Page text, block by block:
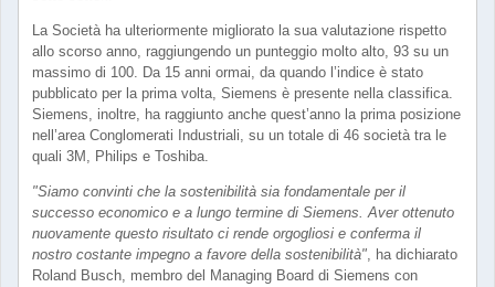
La Società ha ulteriormente migliorato la sua valutazione rispetto
allo scorso anno, raggiungendo un punteggio molto alto, 93 su un
massimo di 100. Da 15 anni ormai, da quando l’indice è stato
pubblicato per la prima volta, Siemens è presente nella classifica.
Siemens, inoltre, ha raggiunto anche quest’anno la prima posizione
nell’area Conglomerati Industriali, su un totale di 46 società tra le
quali 3M, Philips e Toshiba.
"Siamo convinti che la sostenibilità sia fondamentale per il
successo economico e a lungo termine di Siemens. Aver ottenuto
nuovamente questo risultato ci rende orgogliosi e conferma il
nostro costante impegno a favore della sostenibilità", ha dichiarato
Roland Busch, membro del Managing Board di Siemens con